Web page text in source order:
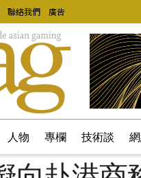
聯絡我們 廣告
人物 專欄 技術談